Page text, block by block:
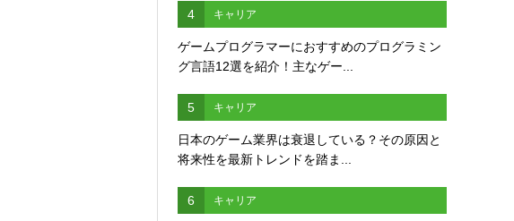
4 キャリア
ゲームプログラマーにおすすめのプログラミン
グ言語12選を紹介！主なゲー...
5 キャリア
日本のゲーム業界は衰退している？その原因と
将来性を最新トレンドを踏ま...
6 キャリア